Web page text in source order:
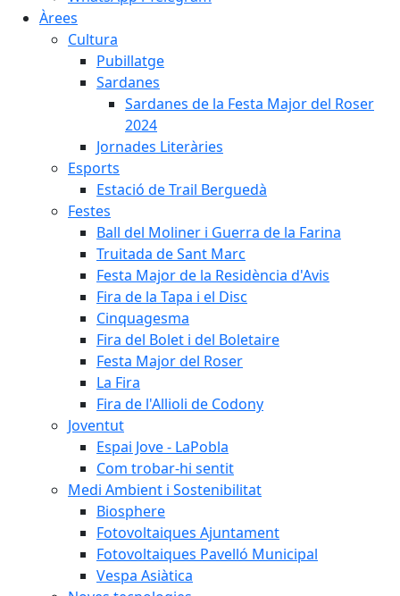
Àrees
Cultura
Pubillatge
Sardanes
Sardanes de la Festa Major del Roser
2024
Jornades Literàries
Esports
Estació de Trail Berguedà
Festes
Ball del Moliner i Guerra de la Farina
Truitada de Sant Marc
Festa Major de la Residència d'Avis
Fira de la Tapa i el Disc
Cinquagesma
Fira del Bolet i del Boletaire
Festa Major del Roser
La Fira
Fira de l'Allioli de Codony
Joventut
Espai Jove - LaPobla
Com trobar-hi sentit
Medi Ambient i Sostenibilitat
Biosphere
Fotovoltaiques Ajuntament
Fotovoltaiques Pavelló Municipal
Vespa Asiàtica